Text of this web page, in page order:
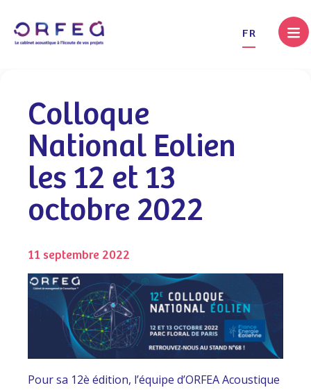
FR
Colloque
National Eolien
les 12 et 13
octobre 2022
11 septembre 2022
Pour sa 12è édition, l’équipe d’ORFEA Acoustique